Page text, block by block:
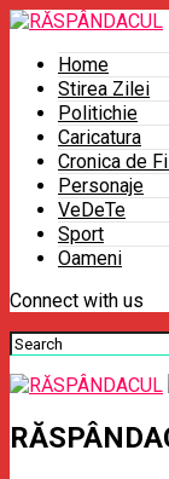
Home
Stirea Zilei
Politichie
Caricatura
Cronica de
Personaje
VeDeTe
Sport
Oameni
Connect with us